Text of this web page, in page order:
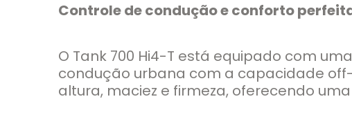
Controle de condução e conforto
O Tank 700 Hi4-T está equipado com
condução urbana com a capacidade
altura, maciez e firmeza, oferecendo